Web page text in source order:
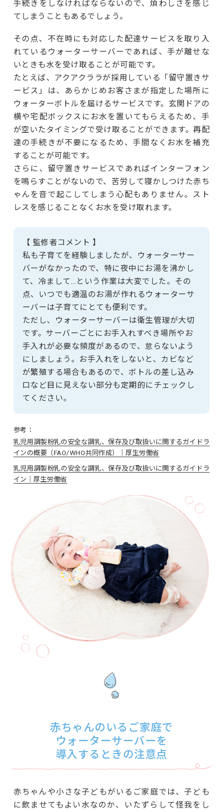
手続きをしなければならないので、煩わしさを感じ
てしまうこともあるでしょう。
その点、不在時にも対応した配達サービスを取り入
れているウォーターサーバーであれば、手が離せな
いときも水を受け取ることが可能です。
たとえば、アクアクララが採用している「留守置きサ
ービス」は、あらかじめお客さまが指定した場所に
ウォーターボトルを届けるサービスです。玄関ドアの
横や宅配ボックスにお水を置いてもらえるため、手
が空いたタイミングで受け取ることができます。再配
達の手続きが不要になるため、手間なくお水を補充
することが可能です。
さらに、留守置きサービスであればインターフォン
を鳴らすことがないので、苦労して寝かしつけた赤ち
ゃんを音で起こしてしまう心配もありません。スト
レスを感じることなくお水を受け取れます。
【 監修者コメント 】
私も子育てを経験しましたが、ウォーターサー
バーがなかったので、特に夜中にお湯を沸かし
て、冷まして…という作業は大変でした。その
点、いつでも適温のお湯が作れるウォーターサ
ーバーは子育てにとても便利です。
ただし、ウォーターサーバーは衛生管理が大切
です。サーバーごとにお手入れすべき場所やお
手入れが必要な頻度があるので、怠らないよう
にしましょう。お手入れをしないと、カビなど
が繁殖する場合もあるので、ボトルの差し込み
口など目に見えない部分も定期的にチェックし
てください。
参考：
乳児用調製粉乳の安全な調乳、保存及び取扱いに関するガイドラ
インの概要（FAO/WHO共同作成）｜厚生労働省
乳児用調製粉乳の安全な調乳、保存及び取扱いに関するガイドラ
イン｜厚生労働省
赤ちゃんのいるご家庭で
ウォーターサーバーを
導入するときの注意点
赤ちゃんや小さな子どもがいるご家庭では、子ども
に飲ませてもよい水なのか、いたずらして怪我をし